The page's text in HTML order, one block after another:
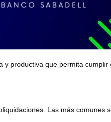
productiva que permita cumplir
Las más comunes